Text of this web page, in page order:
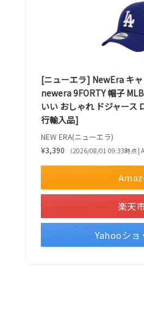
[ニューエラ] NewEra キ
newera 9FORTY 帽子
いい おしゃれ ドジャース
行輸入品]
NEW ERA(ニューエラ)
¥3,390
（2026/08/01 09:33時点 |
楽天
Yahooショ